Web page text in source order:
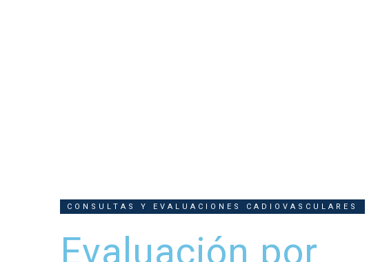
CONSULTAS Y EVALUACIONES CADIOVASCULARES
Evaluación por